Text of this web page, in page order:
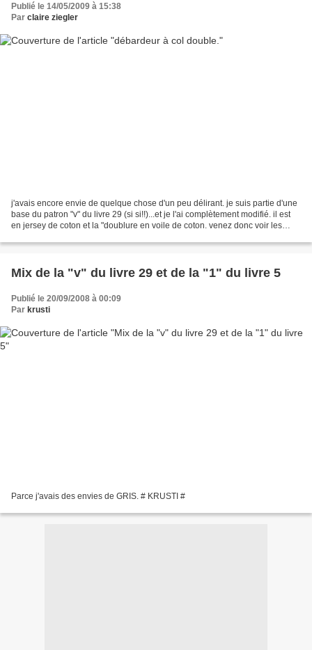
Publié le 14/05/2009 à 15:38
Par claire ziegler
j'avais encore envie de quelque chose d'un peu délirant. je suis partie d'une
base du patron "v" du livre 29 (si si!!)...et je l'ai complètement modifié. il est
en jersey de coton et la "doublure en voile de coton. venez donc voir les
Mix de la "v" du livre 29 et de la "1" du livre 5
Publié le 20/09/2008 à 00:09
Par krusti
Parce j'avais des envies de GRIS. # KRUSTI #